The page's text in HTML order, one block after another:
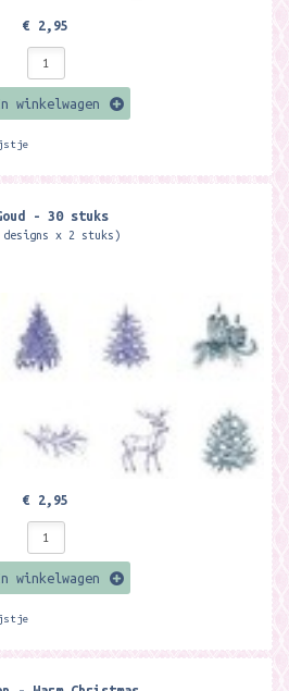
€ 2,95
winkelwagen
- 30 stuks
x 2 stuks)
€ 2,95
winkelwagen